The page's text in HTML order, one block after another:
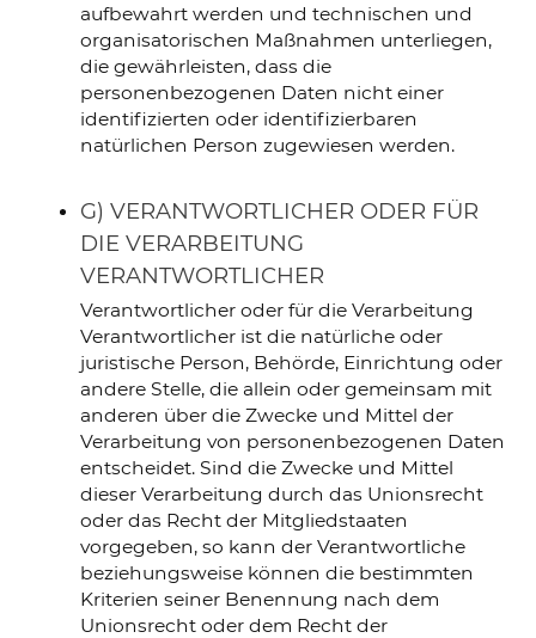
aufbewahrt werden und technischen und
organisatorischen Maßnahmen unterliegen,
die gewährleisten, dass die
personenbezogenen Daten nicht einer
identifizierten oder identifizierbaren
natürlichen Person zugewiesen werden.
G) VERANTWORTLICHER ODER FÜR
DIE VERARBEITUNG
VERANTWORTLICHER
Verantwortlicher oder für die Verarbeitung
Verantwortlicher ist die natürliche oder
juristische Person, Behörde, Einrichtung oder
andere Stelle, die allein oder gemeinsam mit
anderen über die Zwecke und Mittel der
Verarbeitung von personenbezogenen Daten
entscheidet. Sind die Zwecke und Mittel
dieser Verarbeitung durch das Unionsrecht
oder das Recht der Mitgliedstaaten
vorgegeben, so kann der Verantwortliche
beziehungsweise können die bestimmten
Kriterien seiner Benennung nach dem
Unionsrecht oder dem Recht der